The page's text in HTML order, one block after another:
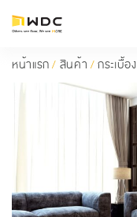
หน้าแรก/ สินค้า /กระเบื้อง